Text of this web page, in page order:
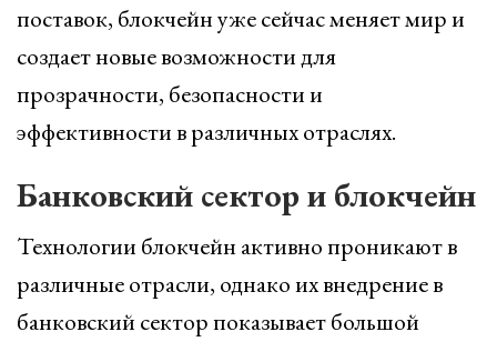
поставок, блокчейн уже сейчас меняет мир и
создает новые возможности для
прозрачности, безопасности и
эффективности в различных отраслях.
Банковский сектор и блокчейн
Технологии блокчейн активно проникают в
различные отрасли, однако их внедрение в
банковский сектор показывает большой